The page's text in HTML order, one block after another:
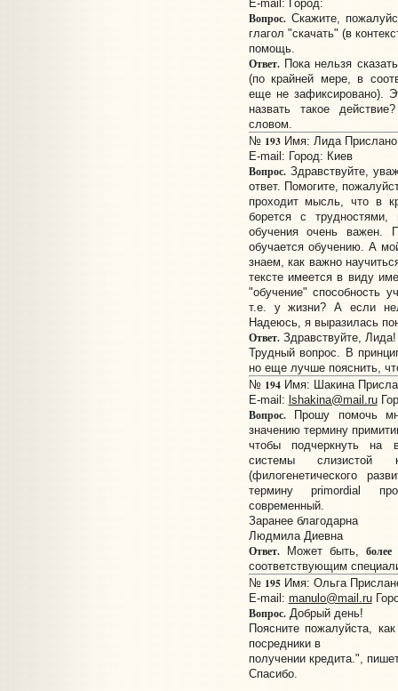
E-mail: Город:
Вопрос.Скажите,
глагол "скачать" (в
помощь.
Ответ.Пока нельзя
(по крайней мере, в
еще не зафиксировано).
назвать такое
словом.
№ 193Имя: Лида
E-mail: Город: Киев
Вопрос.Здравствуйте,
ответ. Помогите,
проходит мысль, что в
борется с
обучения очень важен.
обучается обучению. А
знаем, как важно
тексте имеется в виду
"обучение" способность
т.е. у жизни? А если
Надеюсь, я выразилась
Ответ.Здравствуйте, Лида!
Трудный вопрос. В
но еще лучше пояснить,
№ 194Имя: Шакина
E-mail: lshakina@mail.ru
Вопрос.Прошу помочь
значению термину
чтобы подчеркнуть на
системы слизистой
(филогенетического
термину primordial
современный.
Заранее благодарна
Людмила Диевна
Ответ.Может быть,
соответствующим
№ 195Имя: Ольга
E-mail: manulo@mail.ru
Вопрос.Добрый день!
Поясните пожалуйста,
посредники в
получении кредита.",
Спасибо.